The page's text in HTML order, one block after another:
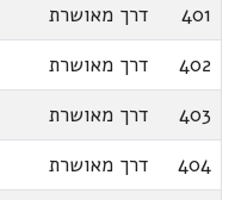
401
דרך מאושרת
402
דרך מאושרת
403
דרך מאושרת
404
דרך מאושרת